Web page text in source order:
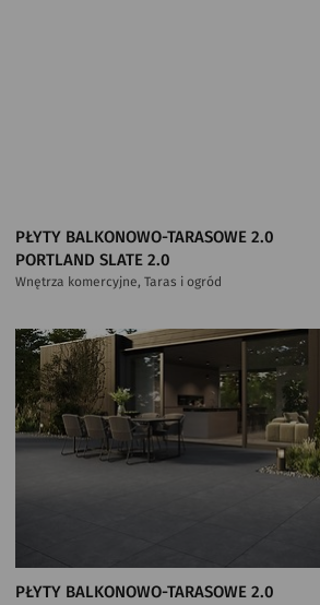
PŁYTY BALKONOWO-TARASOWE 2.0
PORTLAND SLATE 2.0
Wnętrza komercyjne, Taras i ogród
PŁYTY BALKONOWO-TARASOWE 2.0